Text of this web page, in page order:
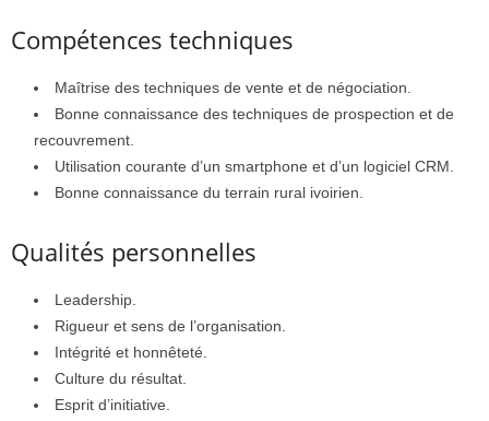
Compétences techniques
Maîtrise des techniques de vente et de négociation.
Bonne connaissance des techniques de prospection et de
recouvrement.
Utilisation courante d’un smartphone et d’un logiciel CRM.
Bonne connaissance du terrain rural ivoirien.
Qualités personnelles
Leadership.
Rigueur et sens de l’organisation.
Intégrité et honnêteté.
Culture du résultat.
Esprit d’initiative.